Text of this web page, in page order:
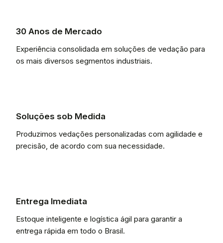
30 Anos de Mercado
Experiência consolidada em soluções de vedação para
os mais diversos segmentos industriais.
Soluções sob Medida
Produzimos vedações personalizadas com agilidade e
precisão, de acordo com sua necessidade.
Entrega Imediata
Estoque inteligente e logística ágil para garantir a
entrega rápida em todo o Brasil.